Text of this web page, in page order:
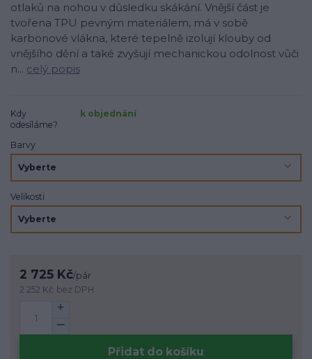
otlaků na nohou v důsledku skákání. Vnější část je
tvořena TPU pevným materiálem, má v sobě
karbonové vlákna, které tepelně izolují klouby od
vnějšího dění a také zvyšují mechanickou odolnost vůči
n... celý popis
Kdy
odesíláme?
k objednání
Barvy
Velikosti
2 725 Kč/pár
2 252 Kč bez DPH
Přidat do košíku